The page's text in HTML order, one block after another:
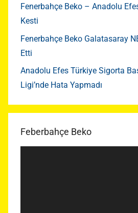
Fenerbahçe Beko – Anadolu
Kesti
Fenerbahçe Beko Galatasaray
Etti
Anadolu Efes Türkiye Sigorta
Ligi’nde Hata Yapmadı
Feberbahçe Beko